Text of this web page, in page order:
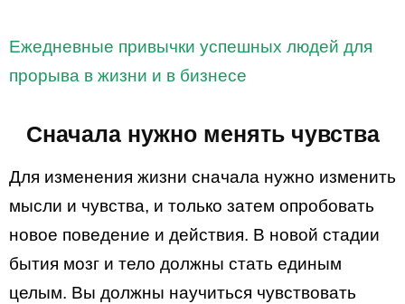
Ежедневные привычки успешных людей для
прорыва в жизни и в бизнесе
Сначала нужно менять чувства
Для изменения жизни сначала нужно изменить
мысли и чувства, и только затем опробовать
новое поведение и действия. В новой стадии
бытия мозг и тело должны стать единым
целым. Вы должны научиться чувствовать